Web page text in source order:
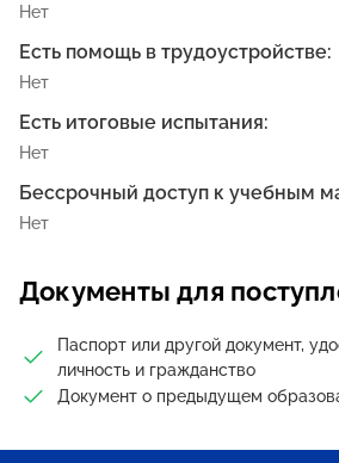
Нет
Есть помощь в трудоустройстве:
Нет
Есть итоговые испытания:
Нет
Бессрочный доступ к учебным
Нет
Документы для
Паспорт или другой документ,
личность и гражданство
Документ о предыдущем